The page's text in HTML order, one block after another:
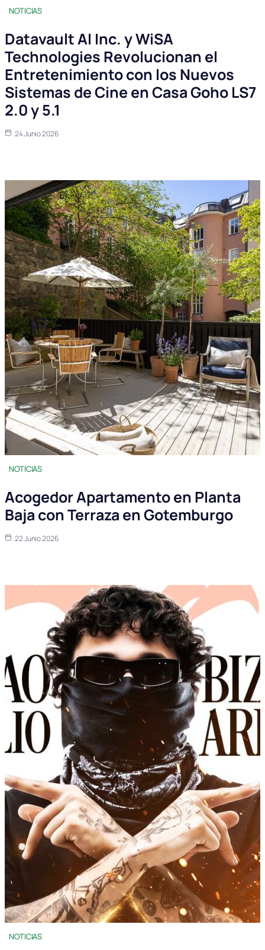
NOTICIAS
Datavault AI Inc. y WiSA
Technologies Revolucionan el
Entretenimiento con los Nuevos
Sistemas de Cine en Casa Goho LS7
2.0 y 5.1
24 Junio 2026
NOTICIAS
Acogedor Apartamento en Planta
Baja con Terraza en Gotemburgo
22 Junio 2026
NOTICIAS